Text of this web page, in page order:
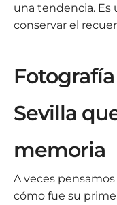
una tendencia. Es
conservar el
Sevilla
memoria
A veces
cómo fue su